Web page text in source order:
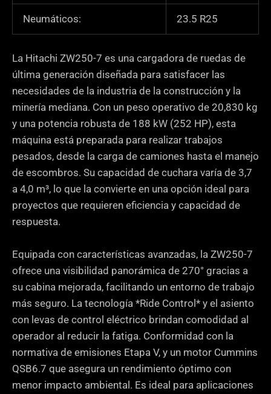
Neumáticos: 23.5 R25
La Hitachi ZW250-7 es una cargadora de ruedas de
última generación diseñada para satisfacer las
necesidades de la industria de la construcción y la
minería mediana. Con un peso operativo de 20,830 kg
y una potencia robusta de 188 kW (252 HP), esta
máquina está preparada para realizar trabajos
pesados, desde la carga de camiones hasta el manejo
de escombros. Su capacidad de cuchara varía de 3,7
a 4,0 m³, lo que la convierte en una opción ideal para
proyectos que requieren eficiencia y capacidad de
respuesta.
Equipada con características avanzadas, la ZW250-7
ofrece una visibilidad panorámica de 270° gracias a
su cabina mejorada, facilitando un entorno de trabajo
más seguro. La tecnología *Ride Control* y el asiento
con levas de control eléctrico brindan comodidad al
operador al reducir la fatiga. Conformidad con la
normativa de emisiones Etapa V, y un motor Cummins
QSB6.7 que asegura un rendimiento óptimo con
menor impacto ambiental. Es ideal para aplicaciones